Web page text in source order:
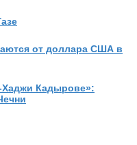
от доллара США в
Кадырове»: